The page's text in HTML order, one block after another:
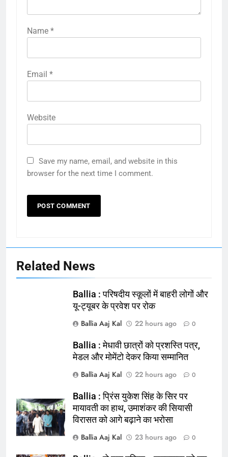
चिकित्सक, किया प्रदर्शन
NATIONAL बलिया
165
Ballia : बलिया बलिदान दिवस के मौके पर
Name *
Email *
Website
Save my name, email, and website in this
browser for the next time I comment.
Related News
Ballia : परिषदीय स्कूलों में बाहरी लोगों और
यू-ट्यूबर के प्रवेश पर रोक
Ballia Aaj Kal
22 hours ago 0
Ballia : मेधावी छात्रों को प्रशस्ति पत्र,
मेडल और मोमेंटो देकर किया सम्मानित
Ballia Aaj Kal
22 hours ago 0
Ballia : प्रिंस युकेश सिंह के सिर पर
मायावती का हाथ, उमाशंकर की सियासी
विरासत को आगे बढ़ाने का भरोसा
Ballia Aaj Kal
23 hours ago 0